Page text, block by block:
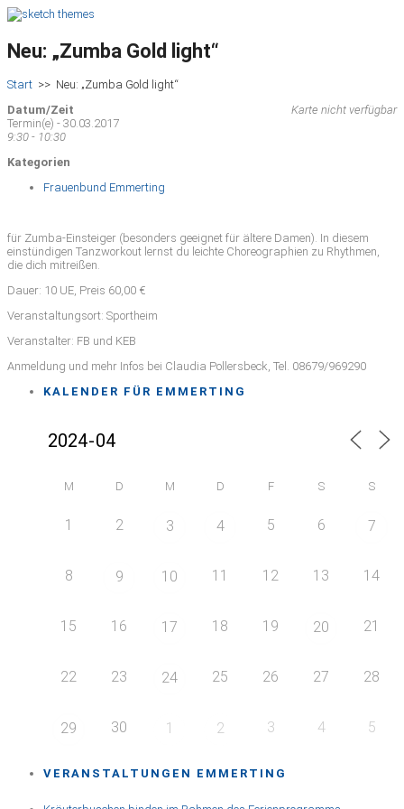
Neu: „Zumba Gold light“
Start >> Neu: „Zumba Gold light“
Karte nicht verfügbar
Datum/Zeit
Termin(e) - 30.03.2017
9:30 - 10:30
Kategorien
Frauenbund Emmerting
für Zumba-Einsteiger (besonders geeignet für ältere Damen). In diesem
einstündigen Tanzworkout lernst du leichte Choreographien zu Rhythmen,
die dich mitreißen.
Dauer: 10 UE, Preis 60,00 €
Veranstaltungsort: Sportheim
Veranstalter: FB und KEB
Anmeldung und mehr Infos bei Claudia Pollersbeck, Tel. 08679/969290
KALENDER FÜR EMMERTING
M D M D F S S
1 2 3 4 5 6 7
8 9 10 11 12 13 14
15 16 17 18 19 20 21
22 23 24 25 26 27 28
29 30 1 2 3 4 5
VERANSTALTUNGEN EMMERTING